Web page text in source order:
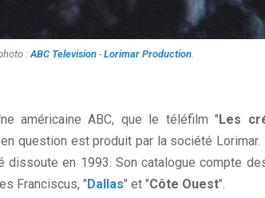
: ABC Television-Lorimar Production.
américaine ABC, que le téléfilm "Les
question est produit par la société Lorimar.
en 1993. Son catalogue compte
Franciscus, "Dallas" et "Côte Ouest".